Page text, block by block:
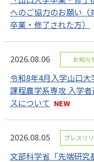
へのご協力のお願い（
卒業・修了された方）
2026.08.06 お知ら
令和8年4月入学山口大
課程農学系専攻 入学
スについて
2026.08.05 プレスリ
文部科学省「先端研究